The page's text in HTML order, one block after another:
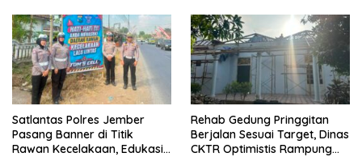
Satlantas Polres Jember
Pasang Banner di Titik
Rawan Kecelakaan, Edukasi
Rehab Gedung Pringgitan
Berjalan Sesuai Target, Dinas
CKTR Optimistis Rampung